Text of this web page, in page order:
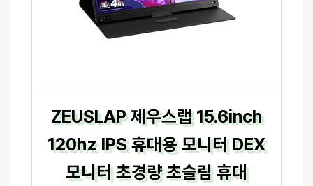
ZEUSLAP 제우스랩 15.6inch
120hz IPS 휴대용 모니터 DEX
모니터 초경량 초슬림 휴대